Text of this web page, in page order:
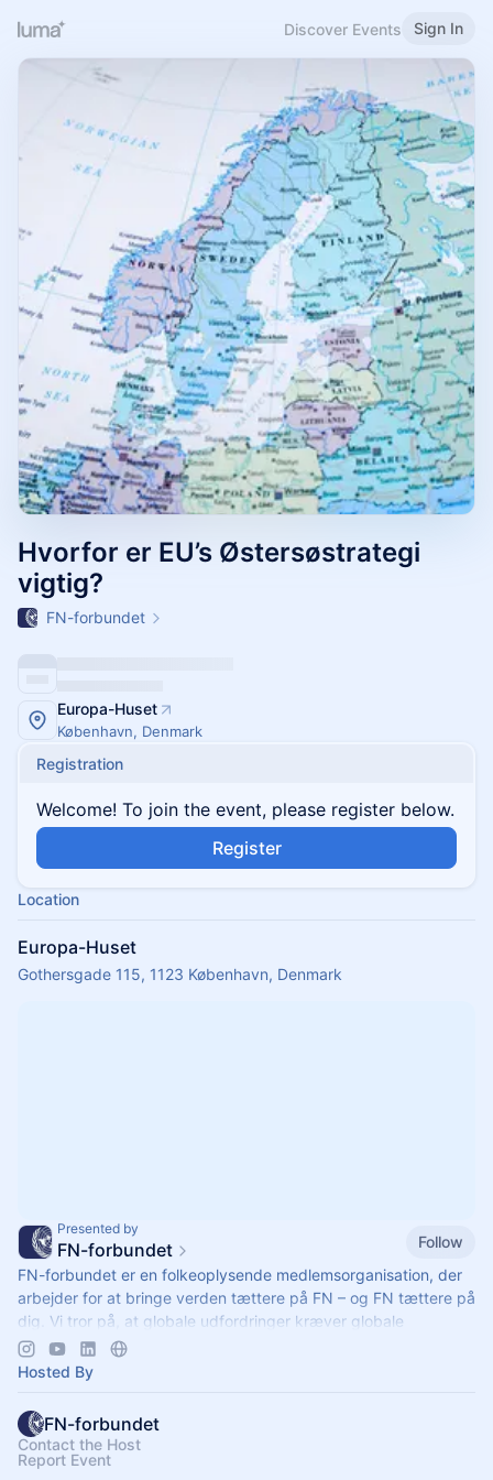
Discover Events Sign In
Hvorfor er EU’s Østersøstrategi
vigtig?
FN-forbundet
Europa-Huset
København, Denmark
Registration
Welcome! To join the event, please register below.
Register
Location
Europa-Huset
Gothersgade 115, 1123 København, Denmark
Presented by
FN-forbundet
Follow
FN-forbundet er en folkeoplysende medlemsorganisation, der
arbejder for at bringe verden tættere på FN – og FN tættere på
dig. Vi tror på, at globale udfordringer kræver globale
løsninger.
Hosted By
FN-forbundet
Contact the Host
Report Event